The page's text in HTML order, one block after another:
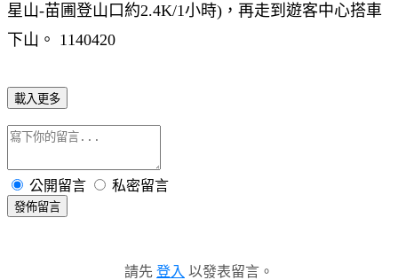
星山-苗圃登山口約2.4K/1小時)，再走到遊客中心搭車
下山。 1140420
載入更多
公開留言 私密留言
發佈留言
請先 登入 以發表留言。